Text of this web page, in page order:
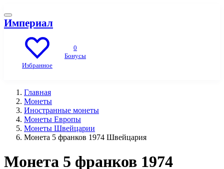
Империал
Избранное
0
Бонусы
Главная
Монеты
Иностранные монеты
Монеты Европы
Монеты Швейцарии
Монета 5 франков 1974 Швейцария
Монета 5 франков 1974